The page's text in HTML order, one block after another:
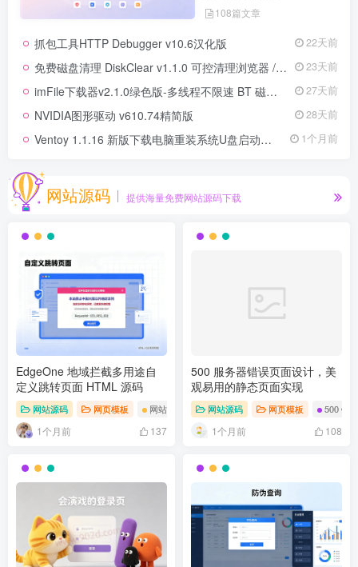
108篇文章
抓包工具HTTP Debugger v10.6汉化版 22天前
免费磁盘清理 DiskClear v1.1.0 可控清理浏览器 / 软件缓存日志 23天前
imFile下载器v2.1.0绿色版-多线程不限速 BT 磁力链接下载工具 27天前
NVIDIA图形驱动 v610.74精简版 28天前
Ventoy 1.1.16 新版下载电脑重装系统U盘启动制作 1个月前
网站源码 提供海量免费网站源码下载
EdgeOne 地域拦截多用途自
定义跳转页面 HTML 源码
网站源码 网页模板 网站拦截页面 HTML 源码
1个月前 137
500 服务器错误页面设计，美
观易用的静态页面实现
网站源码 网页模板 500 错
1个月前 108